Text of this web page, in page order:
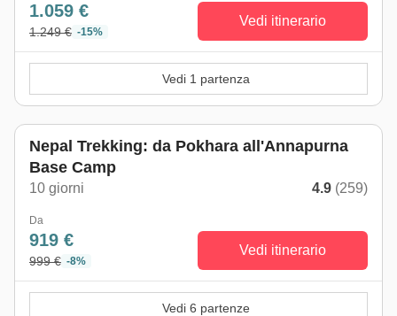
1.059 €
1.249 € -15%
Vedi itinerario
Vedi 1 partenza
Nepal Trekking: da Pokhara all'Annapurna
Base Camp
10 giorni 4.9 (259)
Da
919 €
999 € -8%
Vedi itinerario
Vedi 6 partenze